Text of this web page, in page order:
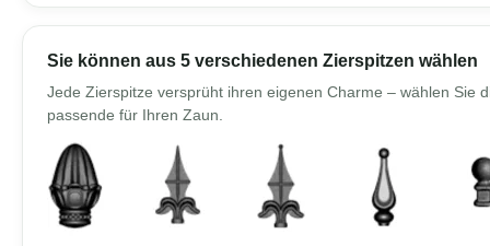
Sie können aus 5 verschiedenen Zierspitzen wählen
Jede Zierspitze versprüht ihren eigenen Charme – wählen Sie
passende für Ihren Zaun.